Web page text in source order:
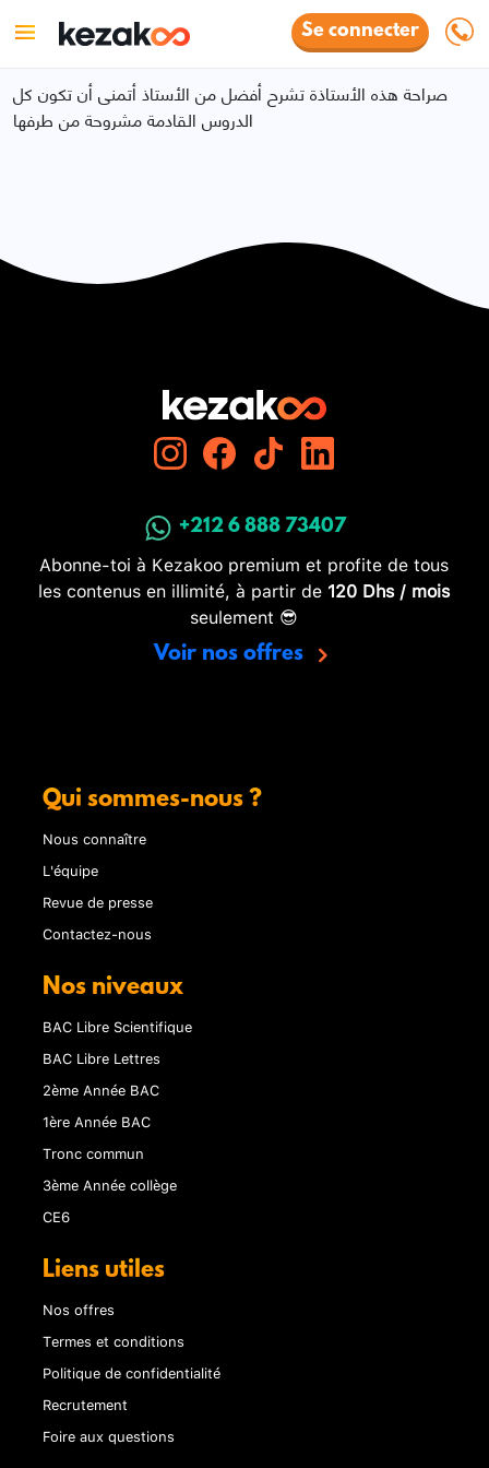
Se connecter
صراحة هذه الأستاذة تشرح أفضل من الأستاذ أتمنى أن تكون كل
الدروس القادمة مشروحة من طرفها
+212 6 888 73407
Abonne-toi à Kezakoo premium et profite de tous
les contenus en illimité, à partir de 120 Dhs / mois
seulement 😎
Voir nos offres
Qui sommes-nous ?
Nous connaître
L'équipe
Revue de presse
Contactez-nous
Nos niveaux
BAC Libre Scientifique
BAC Libre Lettres
2ème Année BAC
1ère Année BAC
Tronc commun
3ème Année collège
CE6
Liens utiles
Nos offres
Termes et conditions
Politique de confidentialité
Recrutement
Foire aux questions